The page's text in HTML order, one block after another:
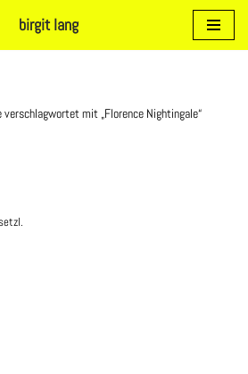
birgit lang
verschlagwortet mit „Florence Nightingale“